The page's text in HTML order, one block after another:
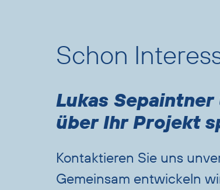
Schon
Lukas
über Ihr Projekt
Kontaktieren Sie uns
Gemeinsam entwickeln